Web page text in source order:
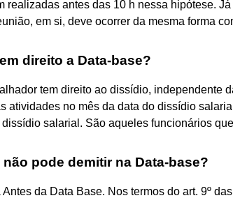
realizadas antes das 10 h nessa hipótese.
em si, deve ocorrer da mesma forma
direito a Data-base?
tem direito ao dissídio, independente
atividades no mês da data do dissídio
salarial. São aqueles funcionários
não pode demitir na Data-base?
Antes da Data Base. Nos termos do art. 9º